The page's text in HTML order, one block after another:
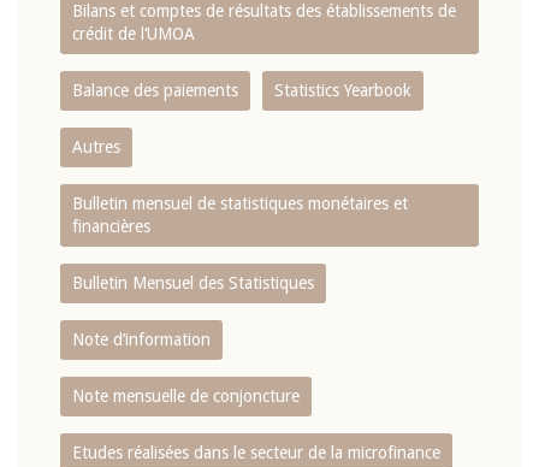
Bilans et comptes de résultats des établissements de
crédit de l‘UMOA
Balance des paiements Statistics Yearbook
Autres
Bulletin mensuel de statistiques monétaires et
financières
Bulletin Mensuel des Statistiques
Note d’information
Note mensuelle de conjoncture
Etudes réalisées dans le secteur de la microfinance